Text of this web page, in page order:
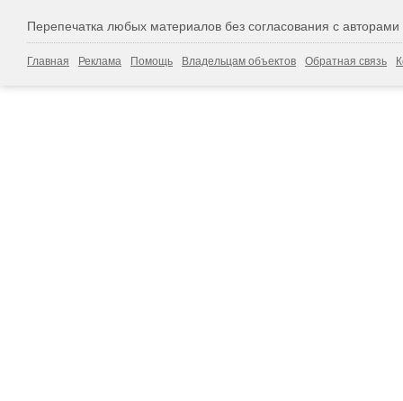
Перепечатка любых материалов без согласования с
Главная Реклама Помощь Владельцам объектов Обратная связь